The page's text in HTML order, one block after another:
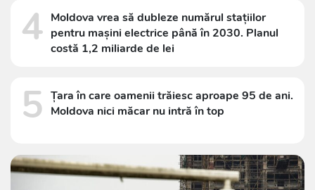
4 Moldova vrea să dubleze numărul stațiilor
pentru mașini electrice până în 2030. Planul
costă 1,2 miliarde de lei
5 Țara în care oamenii trăiesc aproape 95 de ani.
Moldova nici măcar nu intră în top